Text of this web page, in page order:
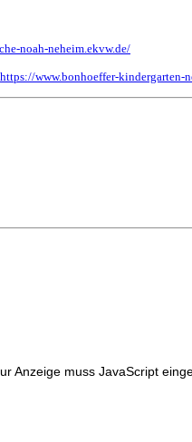
noah-neheim.ekvw.de/
https://www.bonhoeffer-kindergarten-
Anzeige muss JavaScript